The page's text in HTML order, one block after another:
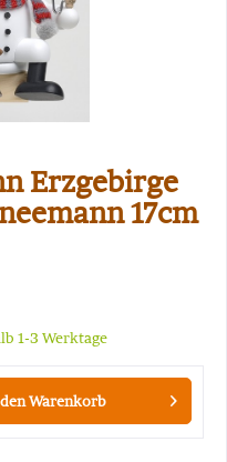
Erzgebirge
17cm
1-3 Werktage
Warenkorb